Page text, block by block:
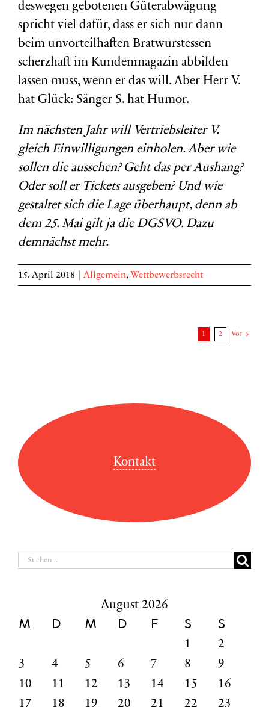
deswegen gebotenen Güterabwägung
spricht viel dafür, dass er sich nur dann
beim unvorteilhaften Bratwurstessen
scherzhaft im Kundenmagazin abbilden
lassen muss, wenn er das will. Aber Herr V.
hat Glück: Sänger S. hat Humor.
Im nächsten Jahr will Vertriebsleiter V.
gleich Einwilligungen einholen. Aber wie
sollen die aussehen? Geht das per Aushang?
Oder soll er Tickets ausgeben? Und wie
gestaltet sich die Lage überhaupt, denn ab
dem 25. Mai gilt ja die DGSVO. Dazu
demnächst mehr.
15. April 2018 Allgemein, Wettbewerbsrecht
1 2 Vor
Kontakt
Suche
August 2026
M D M D F S S
1
2
3
4 5 6 7 8
9
10
11 12 13 14 15
16
17
18 19 20 21 22 23